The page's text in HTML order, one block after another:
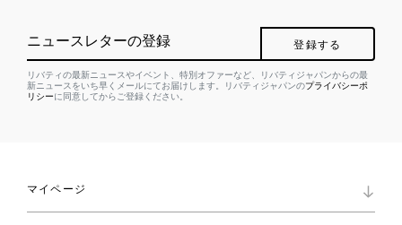
ニュースレターの登録 登録する
リバティの最新ニュースやイベント、特別オファーなど、リバティジャパンからの最
新ニュースをいち早くメールにてお届けします。リバティジャパンのプライバシーポ
リシーに同意してからご登録ください。
マイページ